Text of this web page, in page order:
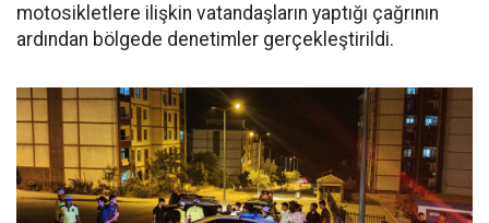
motosikletlere ilişkin vatandaşların yaptığı çağrının
ardından bölgede denetimler gerçekleştirildi.